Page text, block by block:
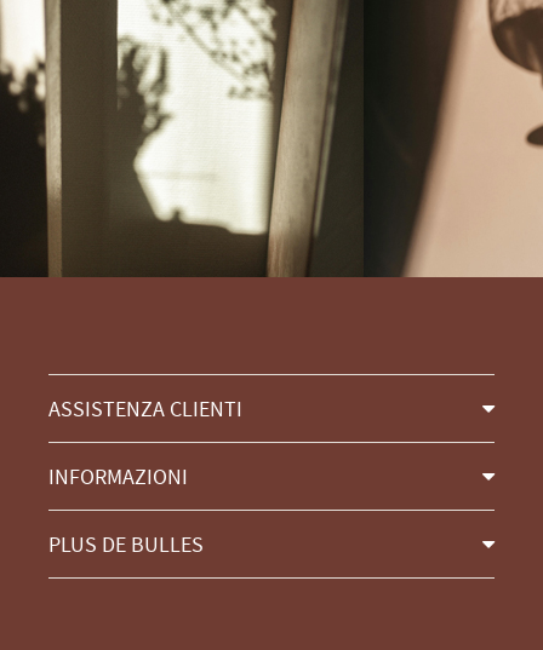
ASSISTENZA CLIENTI
INFORMAZIONI
PLUS DE BULLES